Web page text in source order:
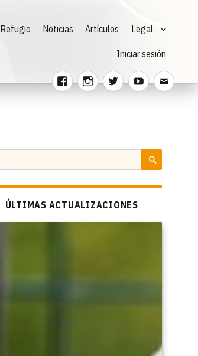
FacebookInstagram
TwitterYoutubeCorreo
Refugio Noticias Artículos Legal
Iniciar sesión
ÚLTIMAS ACTUALIZACIONES